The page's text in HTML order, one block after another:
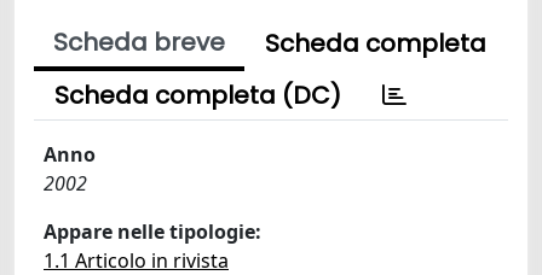
Scheda breve
Scheda completa
Scheda completa (DC)
Anno
2002
Appare nelle tipologie:
1.1 Articolo in rivista